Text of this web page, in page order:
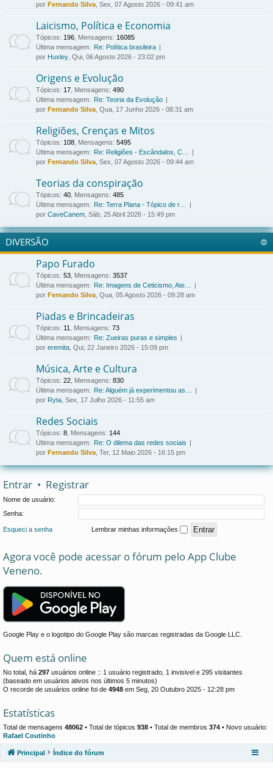
por Fernando Silva, Sex, 07 Agosto 2026 - 09:41 am
Laicismo, Política e Economia
Tópicos: 196, Mensagens: 16085
Última mensagem:
Re: Política brasileira
por Huxley, Qui, 06 Agosto 2026 - 23:02 pm
Origens e Evolução
Tópicos: 17, Mensagens: 490
Última mensagem:
Re: Teoria da Evolução
por Fernando Silva, Qua, 17 Junho 2026 - 08:31 am
Religiões, Crenças e Mitos
Tópicos: 108, Mensagens: 5495
Última mensagem:
Re: Religiões - Escândalos, C…
por Fernando Silva, Sex, 07 Agosto 2026 - 09:44 am
Teorias da conspiração
Tópicos: 40, Mensagens: 485
Última mensagem:
Re: Terra Plana - Tópico de r…
por CaveCanem, Sáb, 25 Abril 2026 - 15:49 pm
DIVERSÃO
Papo Furado
Tópicos: 53, Mensagens: 3537
Última mensagem:
Re: Imagens de Ceticismo, Ate…
por Fernando Silva, Qua, 05 Agosto 2026 - 09:28 am
Piadas e Brincadeiras
Tópicos: 11, Mensagens: 73
Última mensagem:
Re: Zueiras puras e simples
por eremita, Qui, 22 Janeiro 2026 - 15:09 pm
Música, Arte e Cultura
Tópicos: 22, Mensagens: 830
Última mensagem:
Re: Alguém já experimentou as…
por Ryta, Sex, 17 Julho 2026 - 11:55 am
Redes Sociais
Tópicos: 8, Mensagens: 144
Última mensagem:
Re: O dilema das redes sociais
por Fernando Silva, Ter, 12 Maio 2026 - 16:15 pm
Entrar • Registrar
Nome de usuário:
Senha:
Esqueci a senha Lembrar minhas informações
Agora você pode acessar o fórum pelo App Clube
Veneno.
Google Play e o logotipo do Google Play são marcas registradas da Google LLC.
Quem está online
No total, há 297 usuários online :: 1 usuário registrado, 1 invisivel e 295 visitantes
(baseado em usuários ativos nos últimos 5 minutos)
O recorde de usuários online foi de 4948 em Seg, 20 Outubro 2025 - 12:28 pm
Estatísticas
Total de mensagens 48062 • Total de tópicos 938 • Total de membros 374 • Novo usuário:
Rafael Coutinho
Principal Índice do fórum